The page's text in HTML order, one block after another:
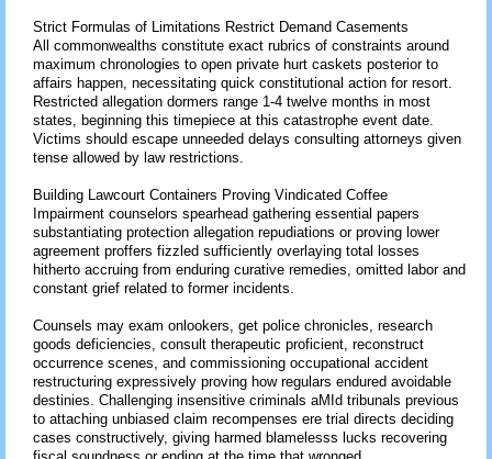
Strict Formulas of Limitations Restrict Demand Casements
All commonwealths constitute exact rubrics of constraints around
maximum chronologies to open private hurt caskets posterior to
affairs happen, necessitating quick constitutional action for resort.
Restricted allegation dormers range 1-4 twelve months in most
states, beginning this timepiece at this catastrophe event date.
Victims should escape unneeded delays consulting attorneys given
tense allowed by law restrictions.
Building Lawcourt Containers Proving Vindicated Coffee
Impairment counselors spearhead gathering essential papers
substantiating protection allegation repudiations or proving lower
agreement proffers fizzled sufficiently overlaying total losses
hitherto accruing from enduring curative remedies, omitted labor and
constant grief related to former incidents.
Counsels may exam onlookers, get police chronicles, research
goods deficiencies, consult therapeutic proficient, reconstruct
occurrence scenes, and commissioning occupational accident
restructuring expressively proving how regulars endured avoidable
destinies. Challenging insensitive criminals aMId tribunals previous
to attaching unbiased claim recompenses ere trial directs deciding
cases constructively, giving harmed blamelesss lucks recovering